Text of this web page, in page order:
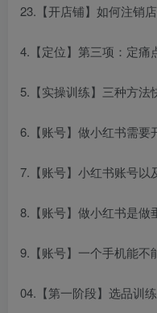
23.【开店铺】如何注销
4.【定位】第三项：定痛
5.【实操训练】三种方法
6.【账号】做小红书需要
7.【账号】小红书账号以
8.【账号】做小红书是做
9.【账号】一个手机能不
04.【第一阶段】选品训练